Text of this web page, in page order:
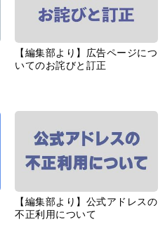
【編集部より】広告ページにつ
いてのお詫びと訂正
【編集部より】公式アドレスの
不正利用について